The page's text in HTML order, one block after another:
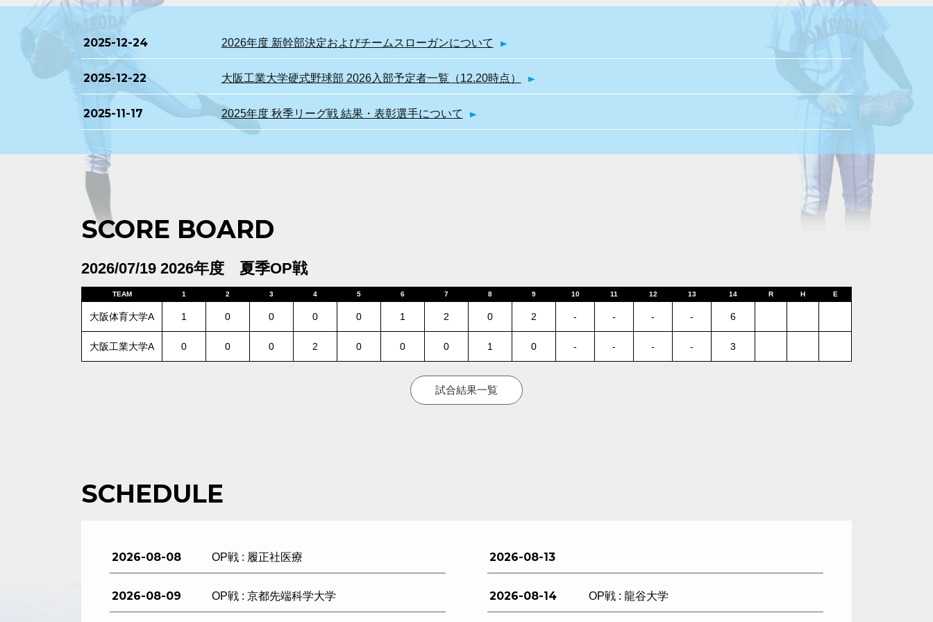
2025-12-24 2026年度 新幹部決定およびチームスローガンについて
2025-12-22 大阪工業大学硬式野球部 2026入部予定者一覧（12.20時点）
2025-11-17 2025年度 秋季リーグ戦 結果・表彰選手について
SCORE BOARD
2026/07/19 2026年度 夏季OP戦
TEAM 1 2 3 4 5 6 7 8 9 10 11 12 13 14 R H E
大阪体育大学A 1 0 0 0 0 1 2 0 2 - - - - 6
大阪工業大学A 0 0 0 2 0 0 0 1 0 - - - - 3
試合結果一覧
SCHEDULE
2026-08-08 OP戦 : 履正社医療
2026-08-09 OP戦 : 京都先端科学大学
2026-08-13
2026-08-14 OP戦 : 龍谷大学